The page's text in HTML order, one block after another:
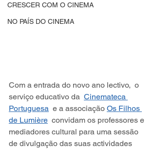
CRESCER COM O CINEMA
NO PAÍS DO CINEMA
Com a entrada do novo ano lectivo,  o
serviço educativo da Cinemateca
Portuguesa e a associação Os Filhos
de Lumière convidam os professores e
mediadores cultural para uma sessão
de divulgação das suas actividades